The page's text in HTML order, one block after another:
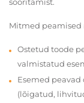
sooritamist.
Mitmed peamised
Ostetud toode
valmistatud
Esemed peavad
(lõigatud,